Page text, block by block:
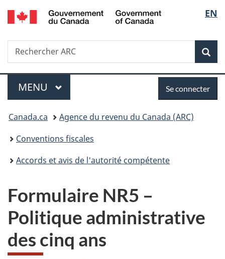
Passer
au
Passer
à
du
Passer
à
simplifiée
de
la
EN
Recherche
Rechercher
ARC
Menu
MENU PRINCIPAL
connecter
Se connecter
Vous
êtes
ici :
Canada.ca
Agence du revenu du Canada (ARC)
Conventions fiscales
Accords et avis de l'autorité compétente
Formulaire NR5 –
Politique administrative
des cinq ans